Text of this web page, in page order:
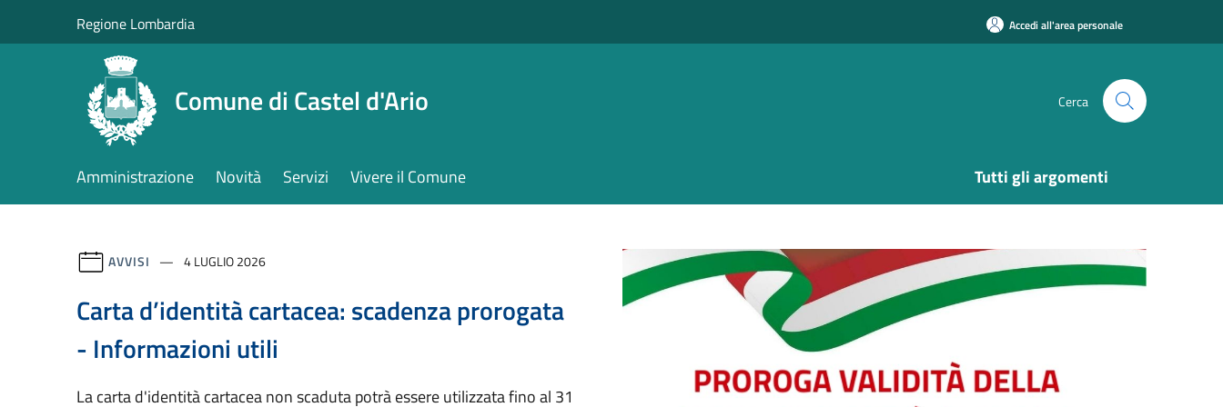
Regione Lombardia Accedi all'area personale
Comune di Castel d'Ario Cerca
Amministrazione Novità Servizi Vivere il Comune Tutti gli argomenti
AVVISI 4 LUGLIO 2026
Carta d’identità cartacea: scadenza prorogata
- Informazioni utili
La carta d'identità cartacea non scaduta potrà essere utilizzata fino al 31